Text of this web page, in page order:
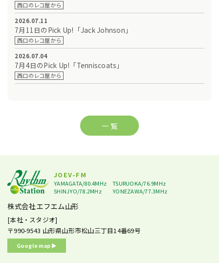
西口のレコ屋から
2026.07.11
7月11日のPick Up!「Jack Johnson」
西口のレコ屋から
2026.07.04
7月4日のPick Up!「Tenniscoats」
西口のレコ屋から
一 覧
JOEV-FM
YAMAGATA/80.4MHz
TSURUOKA/76.9MHz
SHINJYO/78.2MHz
YONEZAWA/77.3MHz
株式会社エフエム山形
[本社・スタジオ]
〒990-9543 山形県山形市松山三丁目14番69号
Google map ▶︎